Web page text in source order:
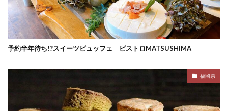
予約半年待ち!?スイーツビュッフェ ビストロMATSUSHIMA
福岡県